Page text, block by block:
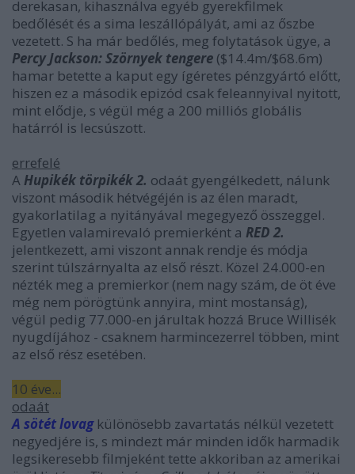
derekasan, kihasználva egyéb gyerekfilmek
bedőlését és a sima leszállópályát, ami az őszbe
vezetett. S ha már bedőlés, meg folytatások ügye, a
Percy Jackson: Szörnyek tengere ($14.4m/$68.6m)
hamar betette a kaput egy ígéretes pénzgyártó előtt,
hiszen ez a második epizód csak feleannyival nyitott,
mint elődje, s végül még a 200 milliós globális
határról is lecsúszott.
errefelé
AHupikék törpikék 2. odaát gyengélkedett, nálunk
viszont második hétvégéjén is az élen maradt,
gyakorlatilag a nyitányával megegyező összeggel.
Egyetlen valamirevaló premierként a RED 2.
jelentkezett, ami viszont annak rendje és módja
szerint túlszárnyalta az első részt. Közel 24.000-en
nézték meg a premierkor (nem nagy szám, de öt éve
még nem pörögtünk annyira, mint mostanság),
végül pedig 77.000-en járultak hozzá Bruce Willisék
nyugdíjához - csaknem harmincezerrel többen, mint
az első rész esetében.
10 éve...
odaát
A sötét lovagkülönösebb zavartatás nélkül vezetett
negyedjére is, s mindezt már minden idők harmadik
legsikeresebb filmjeként tette akkoriban az amerikai